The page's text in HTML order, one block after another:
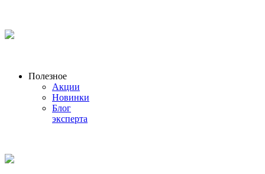
Полезное
Акции
Новинки
Блог
эксперта